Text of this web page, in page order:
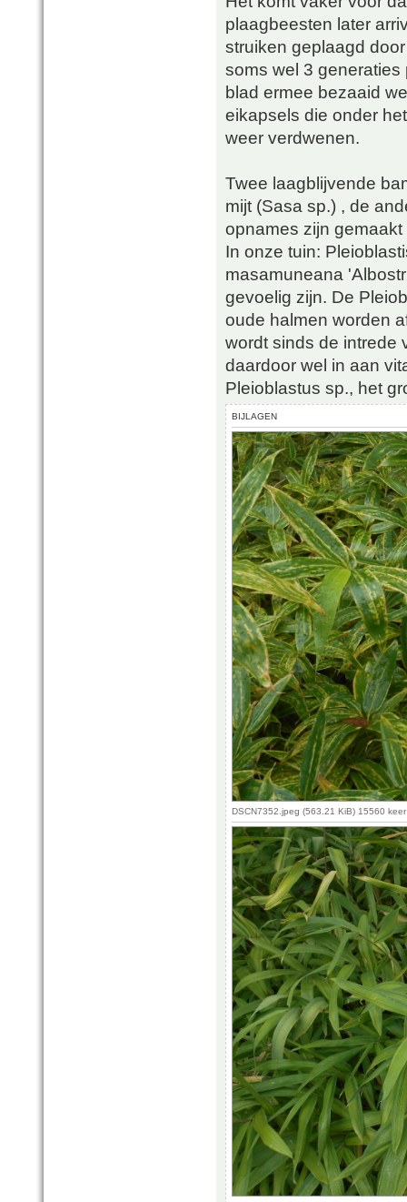
plaagbeesten later
struiken geplaagd
soms wel 3
blad ermee bezaaid
eikapsels die onder
weer verdwenen.
Twee laagblijvende
mijt (Sasa sp.) , de
opnames zijn
In onze tuin:
masamuneana
gevoelig zijn. De
oude halmen worden
wordt sinds de intrede
daardoor wel in aan
Pleioblastus sp., het
BIJLAGEN
DSCN7352.jpeg (563.21 KiB) 15560